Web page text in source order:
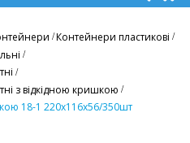
Контейнери пластикові
з відкідною кришкою
18-1 220х116х56/350шт